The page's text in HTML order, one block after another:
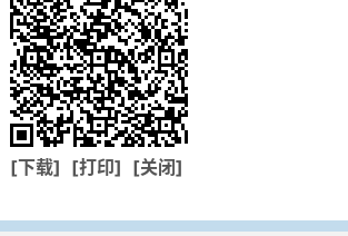
[下载] [打印] [关闭]